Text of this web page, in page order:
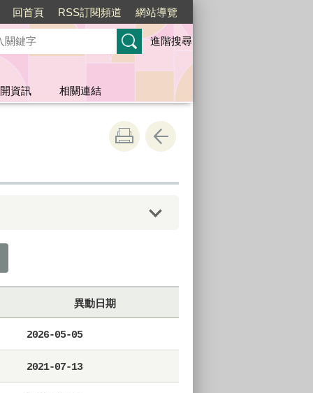
回首頁 RSS訂閱頻道 網站導覽
進階搜尋
資訊 相關連結
異動日期
2026-05-05
2021-07-13